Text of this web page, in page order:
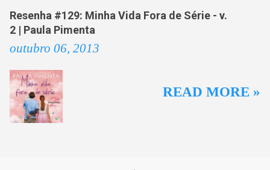
Resenha #129: Minha Vida Fora de Série - v.
2 | Paula Pimenta
outubro 06, 2013
READ MORE »